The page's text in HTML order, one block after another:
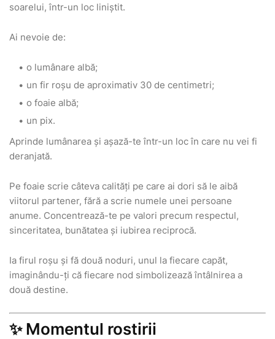
soarelui, într-un loc liniștit.
Ai nevoie de:
o lumânare albă;
un fir roșu de aproximativ 30 de centimetri;
o foaie albă;
un pix.
Aprinde lumânarea și așază-te într-un loc în care nu vei fi
deranjată.
Pe foaie scrie câteva calități pe care ai dori să le aibă
viitorul partener, fără a scrie numele unei persoane
anume. Concentrează-te pe valori precum respectul,
sinceritatea, bunătatea și iubirea reciprocă.
Ia firul roșu și fă două noduri, unul la fiecare capăt,
imaginându-ți că fiecare nod simbolizează întâlnirea a
două destine.
✨ Momentul rostirii